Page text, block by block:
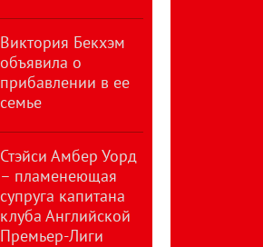
Виктория Бекхэм
объявила о
прибавлении в ее
семье
Стэйси Амбер Уорд
– пламенеющая
супруга капитана
клуба Английской
Премьер-Лиги